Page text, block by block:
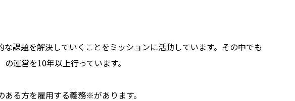
題を解決していくことをミッションに活動しています。その中でも
運営を10年以上行っています。
る方を雇用する義務※があります。